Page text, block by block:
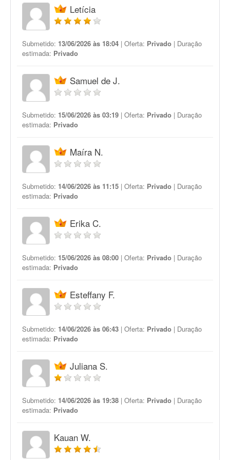
Letícia
Submetido: 13/06/2026 às 18:04 | Oferta: Privado | Duração
estimada: Privado
Samuel de J.
Submetido: 15/06/2026 às 03:19 | Oferta: Privado | Duração
estimada: Privado
Maíra N.
Submetido: 14/06/2026 às 11:15 | Oferta: Privado | Duração
estimada: Privado
Erika C.
Submetido: 15/06/2026 às 08:00 | Oferta: Privado | Duração
estimada: Privado
Esteffany F.
Submetido: 14/06/2026 às 06:43 | Oferta: Privado | Duração
estimada: Privado
Juliana S.
Submetido: 14/06/2026 às 19:38 | Oferta: Privado | Duração
estimada: Privado
Kauan W.